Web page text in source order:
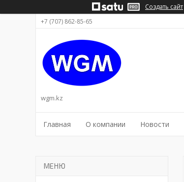
Создать сайт
+7 (707) 862-85-65
wgm.kz
Главная О компании Новости